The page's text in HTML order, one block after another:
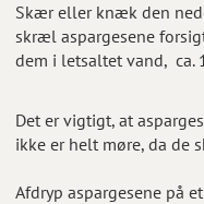
Skær eller knæk den
skræl aspargesene
dem i letsaltet vand, ca.
Det er vigtigt, at
ikke er helt møre, da de
Afdryp aspargesene på